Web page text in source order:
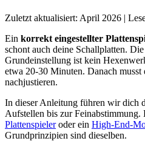
Zuletzt aktualisiert: April 2026 |
Ein korrekt eingestellter
schont auch deine Schallplatten.
Grundeinstellung ist kein
etwa 20-30 Minuten. Danach musst
nachjustieren.
In dieser Anleitung führen wir dich
Aufstellen bis zur Feinabstimmung.
Plattenspieleroder ein High-End-
Grundprinzipien sind dieselben.